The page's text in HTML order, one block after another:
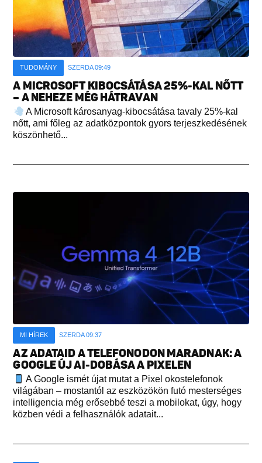
TUDOMÁNY SZERDA 09:49
A MICROSOFT KIBOCSÁTÁSA 25%-KAL NŐTT
– A NEHEZE MÉG HÁTRAVAN
A Microsoft károsanyag-kibocsátása tavaly 25%-kal
nőtt, ami főleg az adatközpontok gyors terjeszkedésének
köszönhető...
MI HÍREK SZERDA 09:37
AZ ADATAID A TELEFONODON MARADNAK: A
GOOGLE ÚJ AI-DOBÁSA A PIXELEN
A Google ismét újat mutat a Pixel okostelefonok
világában – mostantól az eszközökön futó mesterséges
intelligencia még erősebbé teszi a mobilokat, úgy, hogy
közben védi a felhasználók adatait...